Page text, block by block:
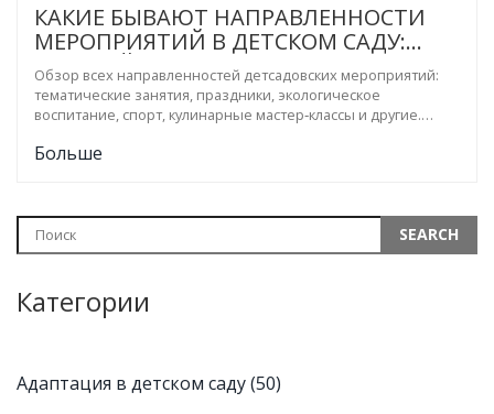
КАКИЕ БЫВАЮТ НАПРАВЛЕННОСТИ
МЕРОПРИЯТИЙ В ДЕТСКОМ САДУ:
ПОЛНЫЙ ОБЗОР
Обзор всех направленностей детсадовских мероприятий:
тематические занятия, праздники, экологическое
воспитание, спорт, кулинарные мастер‑классы и другие.
вопросы.
Больше
Категории
Адаптация в детском саду(50)